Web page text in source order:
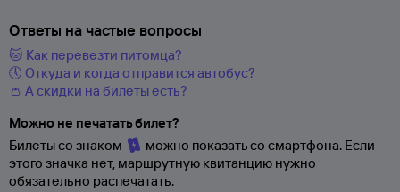
Ответы на частые вопросы
🐱 Как перевезти питомца?
🕔 Откуда и когда отправится автобус?
👛 А скидки на билеты есть?
Можно не печатать билет?
Билеты со знаком
можно показать со смартфона. Если
этого значка нет, маршрутную квитанцию нужно
обязательно распечатать.